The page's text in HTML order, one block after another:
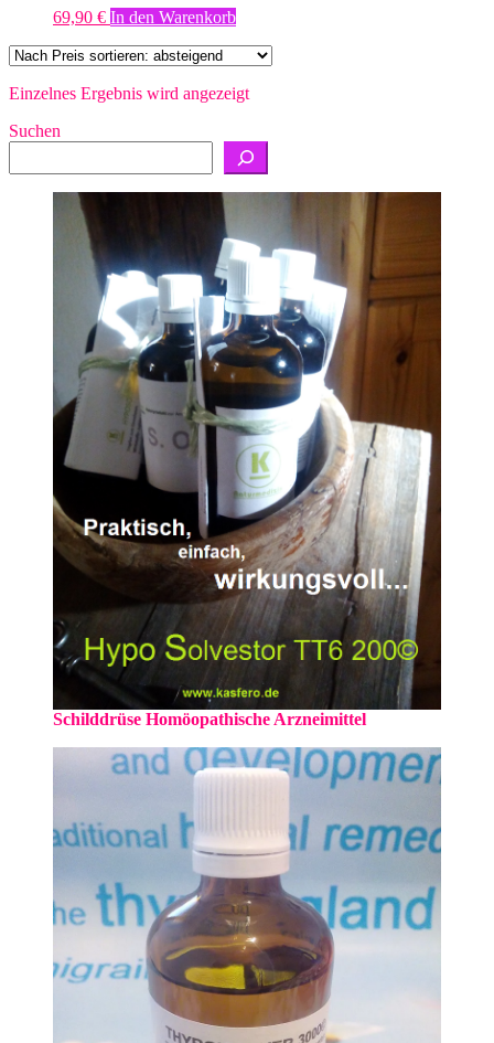
69,90 € In den Warenkorb
Einzelnes Ergebnis wird angezeigt
Suchen
Schilddrüse Homöopathische Arzneimittel